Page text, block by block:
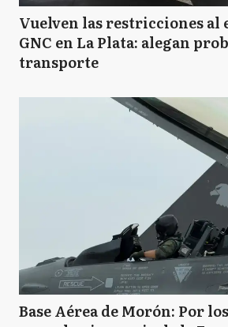
Vuelven las restricciones al
GNC en La Plata: alegan
transporte
Base Aérea de Morón: Por